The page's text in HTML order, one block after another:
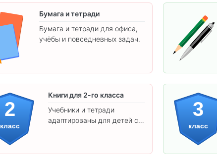
Бумага и тетради
Бумага и тетради для офиса,
учёбы и повседневных задач.
2
класс
Книги для 2-го класса
Учебники и тетради
адаптированы для детей с
товары соответствуют
3
класс